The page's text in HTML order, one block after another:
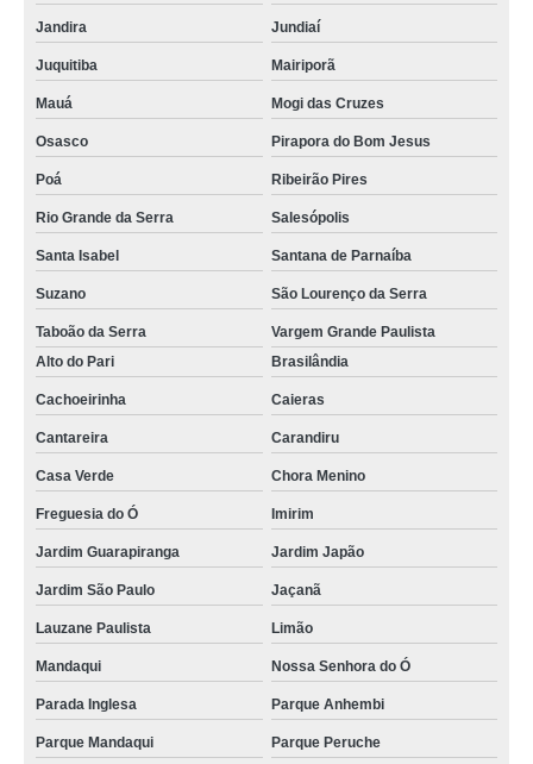
Jandira Jundiaí
Juquitiba Mairiporã
Mauá Mogi das Cruzes
Osasco Pirapora do Bom Jesus
Poá Ribeirão Pires
Rio Grande da Serra Salesópolis
Santa Isabel Santana de Parnaíba
Suzano São Lourenço da Serra
Taboão da Serra
Vargem Grande Paulista
Alto do Pari
Brasilândia
Cachoeirinha Caieras
Cantareira Carandiru
Casa Verde Chora Menino
Freguesia do Ó Imirim
Jardim Guarapiranga Jardim Japão
Jardim São Paulo Jaçanã
Lauzane Paulista Limão
Mandaqui Nossa Senhora do Ó
Parada Inglesa Parque Anhembi
Parque Mandaqui Parque Peruche